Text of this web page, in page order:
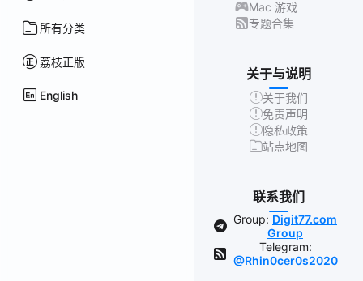
所有分类
荔枝正版
English
Mac 游戏
专题合集
关于与说明
关于我们
免责声明
隐私政策
站点地图
联系我们
Group: Digit77.com
Group
Telegram:
@Rhin0cer0s2020